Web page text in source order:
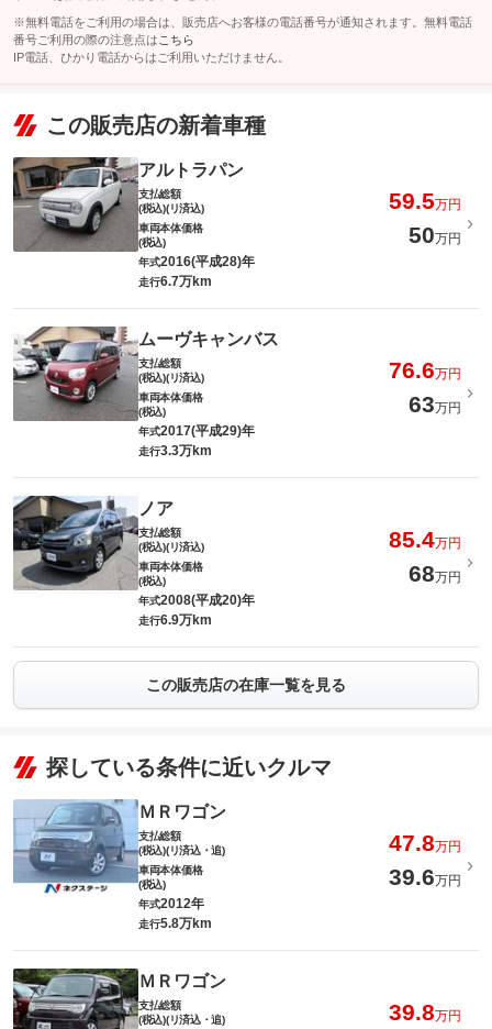
※無料電話をご利用の場合は、販売店へお客様の電話番号が通知されます。無料電話
番号ご利用の際の注意点は こちら
IP電話、ひかり電話からはご利用いただけません。
この販売店の新着車種
アルトラパン
支払総額
(税込)(リ済込)
59.5万円
車両本体価格
(税込)
50万円
年式2016(平成28)年
走行6.7万km
ムーヴキャンバス
支払総額
(税込)(リ済込)
76.6万円
車両本体価格
(税込)
63万円
年式2017(平成29)年
走行3.3万km
ノア
支払総額
(税込)(リ済込)
85.4万円
車両本体価格
(税込)
68万円
年式2008(平成20)年
走行6.9万km
この販売店の在庫一覧を見る
探している条件に近いクルマ
ＭＲワゴン
支払総額
(税込)(リ済込・追)
47.8万円
車両本体価格
(税込)
39.6万円
年式2012年
走行5.8万km
ＭＲワゴン
支払総額
(税込)(リ済込・追)
39.8万円